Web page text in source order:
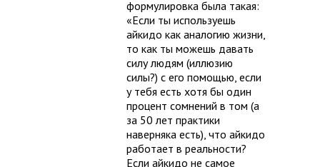
формулировка была такая:
«Если ты используешь
айкидо как аналогию жизни,
то как ты можешь давать
силу людям (иллюзию
силы?) с его помощью, если
у тебя есть хотя бы один
процент сомнений в том (а
за 50 лет практики
наверняка есть), что айкидо
работает в реальности?
Если айкидо не самое